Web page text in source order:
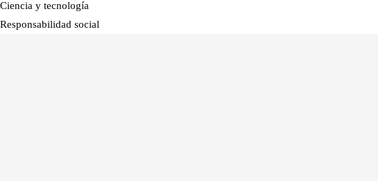
Ciencia y tecnología
Responsabilidad social